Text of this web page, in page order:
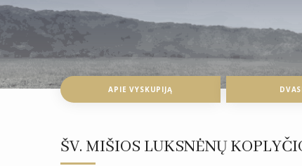
APIE VYSKUPIJĄ
ŠV. MIŠIOS LUKSNĖNŲ